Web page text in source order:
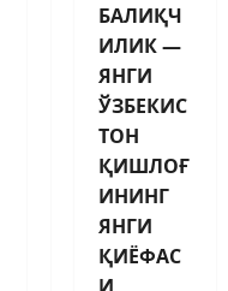
БАЛИҚЧ
ИЛИК —
ЯНГИ
ЎЗБЕКИС
ТОН
ҚИШЛОҒ
ИНИНГ
ЯНГИ
ҚИЁФАС